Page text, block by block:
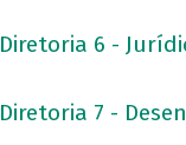
Diretoria 6 -
Diretoria 7 -